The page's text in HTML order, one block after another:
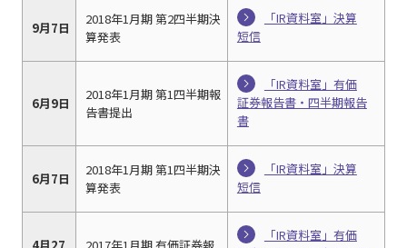
9月7日
2018年1月期 第2四半期決
算発表
「IR資料室」決算
短信
6月9日
2018年1月期 第1四半期報
告書提出
「IR資料室」有価
証券報告書・四半期報告
書
6月7日
2018年1月期 第1四半期決
算発表
「IR資料室」決算
短信
「IR資料室」有価